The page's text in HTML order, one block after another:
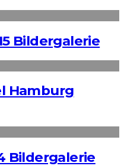
Bildergalerie
Hamburg
Bildergalerie